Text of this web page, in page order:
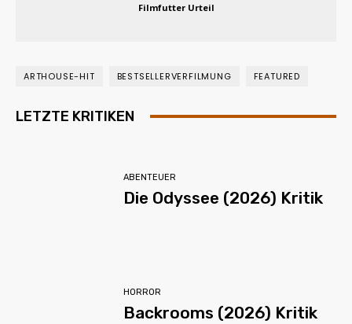
Filmfutter Urteil
ARTHOUSE-HIT BESTSELLERVERFILMUNG FEATURED
LETZTE KRITIKEN
ABENTEUER
Die Odyssee (2026) Kritik
HORROR
Backrooms (2026) Kritik